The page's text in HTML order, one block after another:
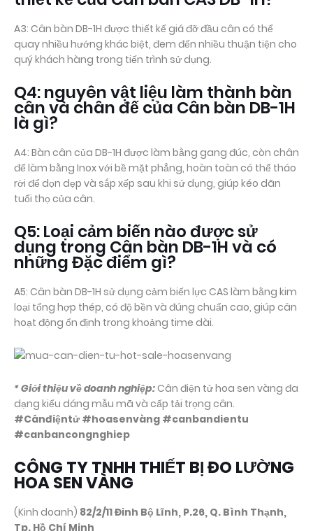
A3: Cân bàn DB-1H được thiết kế giá đỡ đầu cân có thể
quay nhiều hướng khác biệt, đem đến nhiều thuận tiện cho
quý khách hàng trong tiến trình sử dụng.
Q4: nguyên vật liệu làm thành bàn
cân và chân đế của Cân bàn DB-1H
là gì?
A4: Bàn cân của DB-1H được làm bằng gang đúc, còn chân
đế làm bằng Inox với bề mặt phẳng, hoàn toàn có thể tháo
rời để dọn dẹp và sắp xếp sau khi sử dụng, giúp kéo dãn
tuổi thọ của cân.
Q5: Loại cảm biến nào được sử
dụng trong Cân bàn DB-1H và có
những Đặc điểm gì?
A5: Cân bàn DB-1H sử dụng cảm biến lực CAS làm bằng kim
loại tổng hợp thép, có độ bền và đúng chuẩn cao, giúp cân
hoạt động ổn định trong khoảng time dài.
* Giới thiệu về doanh nghiệp: Cân điện tử hoa sen vàng đa
dạng kiểu dáng mẫu mã và cấp tải trọng cân.
#Cânđiệntử #hoasenvàng #canbandientu
#canbancongnghiep
CÔNG TY TNHH THIẾT BỊ ĐO LƯỜNG
HOA SEN VÀNG
(Kinh doanh) 82/2/11 Đinh Bộ Lĩnh, P.26, Q. Bình Thạnh,
Tp. Hồ Chí Minh